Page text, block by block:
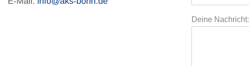
Deine Nachricht: